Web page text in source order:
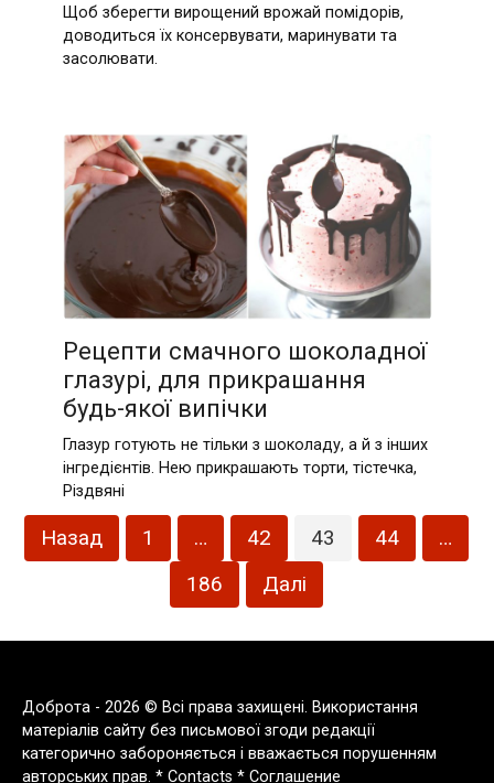
Щоб зберегти вирощений врожай помідорів,
доводиться їх консервувати, маринувати та
засолювати.
Рецепти смачного шоколадної
глазурі, для прикрашання
будь-якої випічки
Глазур готують не тільки з шоколаду, а й з інших
інгредієнтів. Нею прикрашають торти, тістечка,
Різдвяні
Пагінація
записів
Назад 1 … 42 43 44
…
186
Далі
Доброта - 2026 © Всі права захищені. Використання
матеріалів сайту без письмової згоди редакції
категорично забороняється і вважається порушенням
авторських прав. * Contacts * Соглашение